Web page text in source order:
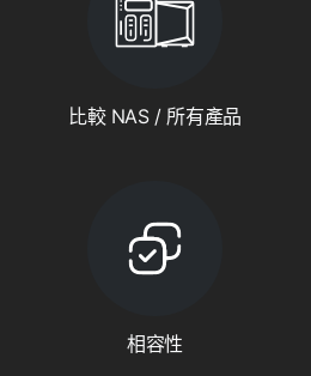
比較 NAS / 所有產品
相容性